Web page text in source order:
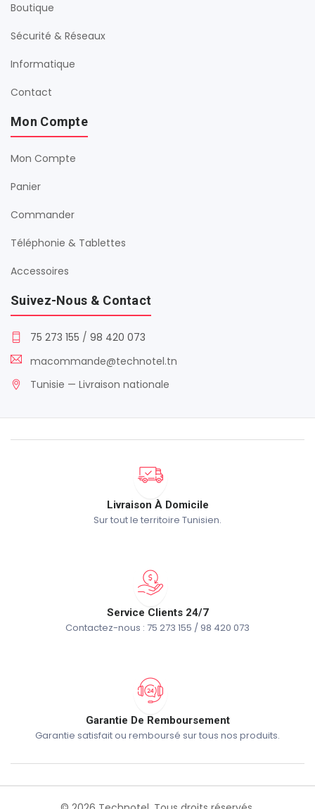
Boutique
Sécurité & Réseaux
Informatique
Contact
Mon Compte
Mon Compte
Panier
Commander
Téléphonie & Tablettes
Accessoires
Suivez-Nous & Contact
75 273 155 / 98 420 073
macommande@technotel.tn
Tunisie — Livraison nationale
Livraison À Domicile
Sur tout le territoire Tunisien.
Service Clients 24/7
Contactez-nous : 75 273 155 / 98 420 073
Garantie De Remboursement
Garantie satisfait ou remboursé sur tous nos produits.